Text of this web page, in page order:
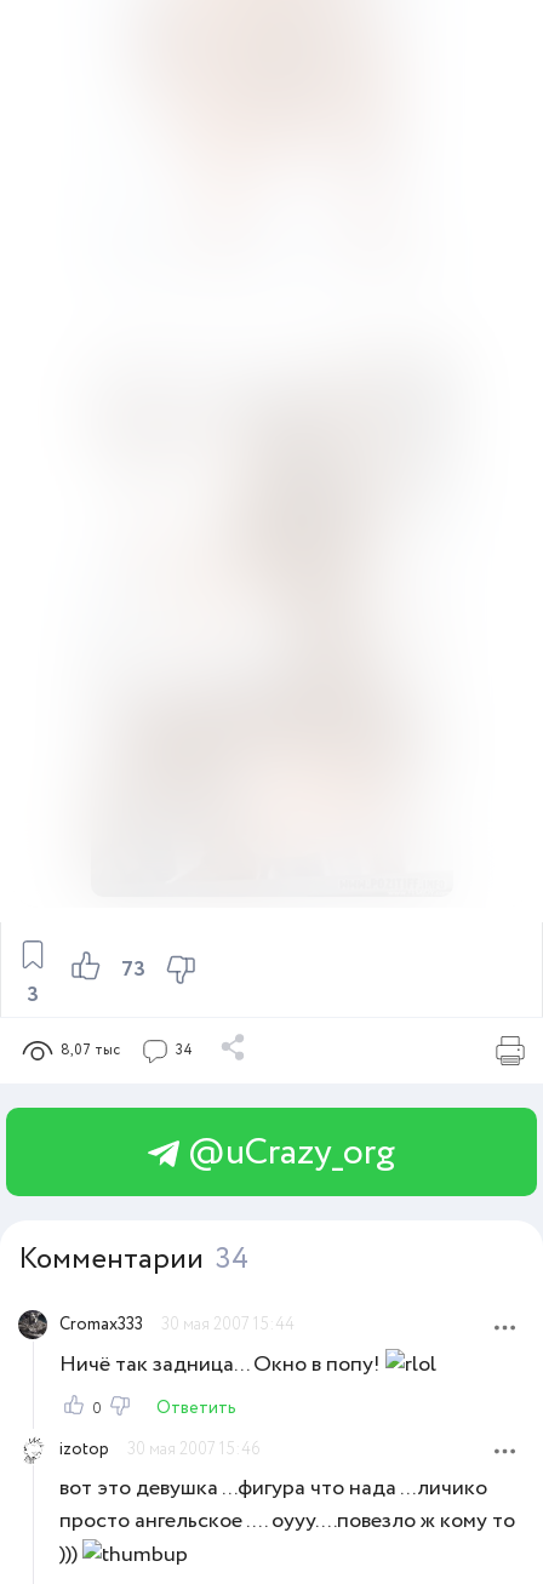
73
3
8,07 тыс 34
@uCrazy_org
Комментарии 34
Cromax333 30 мая 2007 15:44
Ничё так задница... Окно в попу!
0
Ответить
izotop
30 мая 2007 15:46
вот это девушка ...фигура что нада ...личико
просто ангельское .... оууу....повезло ж кому то
)))